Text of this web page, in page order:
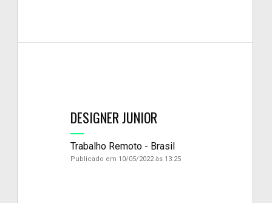
DESIGNER JUNIOR
Trabalho Remoto - Brasil
Publicado em 10/05/2022 às 13:25